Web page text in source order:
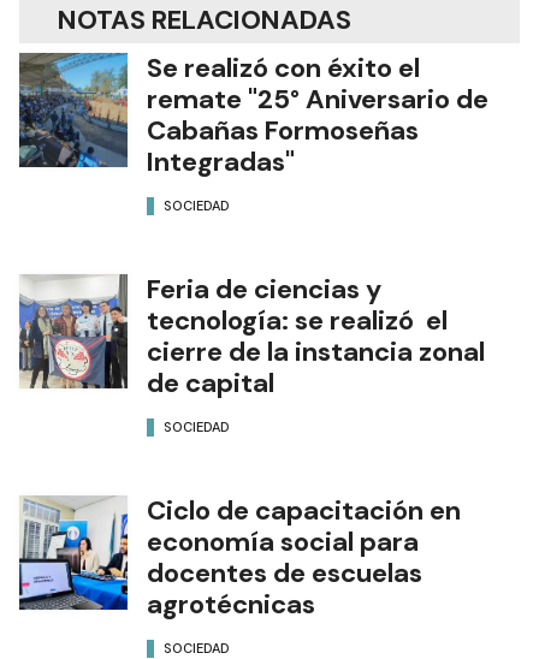
NOTAS RELACIONADAS
Se realizó con éxito el
remate "25° Aniversario de
Cabañas Formoseñas
Integradas"
SOCIEDAD
Feria de ciencias y
tecnología: se realizó el
cierre de la instancia zonal
de capital
SOCIEDAD
Ciclo de capacitación en
economía social para
docentes de escuelas
agrotécnicas
SOCIEDAD